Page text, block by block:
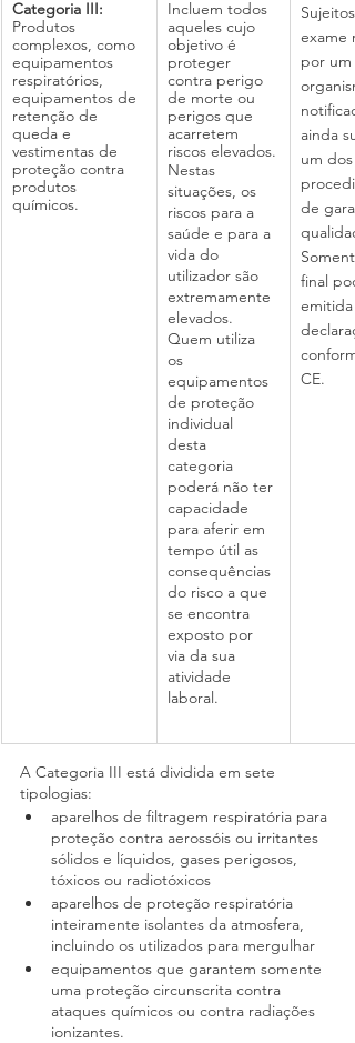
Categoria III:
Produtos
complexos, como
equipamentos
respiratórios,
equipamentos de
retenção de
queda e
vestimentas de
proteção contra
produtos
químicos.
Incluem todos
aqueles cujo
objetivo é
proteger
contra perigo
de morte ou
perigos que
acarretem
riscos elevados.
Nestas
situações, os
riscos para a
saúde e para a
vida do
utilizador são
extremamente
elevados.
Quem utiliza
os
equipamentos
de proteção
individual
desta
categoria
poderá não ter
capacidade
para aferir em
tempo útil as
consequências
do risco a que
se encontra
exposto por
via da sua
atividade
laboral.
exame
por um
ainda
um dos
de
final
emitida
CE.
A Categoria III está dividida em sete
tipologias:
aparelhos de filtragem respiratória para
proteção contra aerossóis ou irritantes
sólidos e líquidos, gases perigosos,
tóxicos ou radiotóxicos
aparelhos de proteção respiratória
inteiramente isolantes da atmosfera,
incluindo os utilizados para mergulhar
equipamentos que garantem somente
uma proteção circunscrita contra
ataques químicos ou contra radiações
ionizantes.